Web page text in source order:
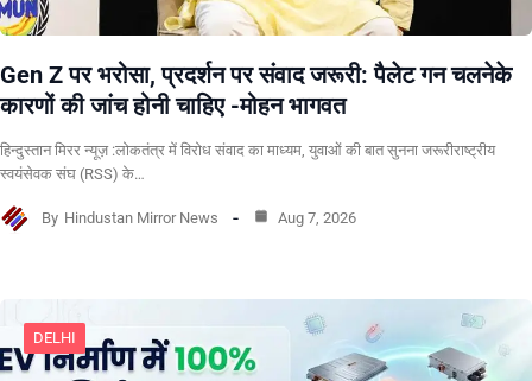
Gen Z पर भरोसा, प्रदर्शन पर संवाद जरूरी: पैलेट गन चलनेके
कारणों की जांच होनी चाहिए -मोहन भागवत
हिन्दुस्तान मिरर न्यूज़ :लोकतंत्र में विरोध संवाद का माध्यम, युवाओं की बात सुनना जरूरीराष्ट्रीय
स्वयंसेवक संघ (RSS) के…
By Hindustan Mirror News Aug 7, 2026
DELHI